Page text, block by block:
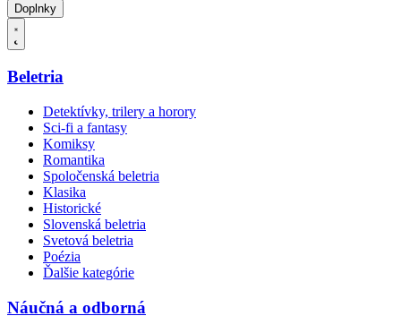
Doplnky
Beletria
Detektívky, trilery a horory
Sci-fi a fantasy
Komiksy
Romantika
Spoločenská beletria
Klasika
Historické
Slovenská beletria
Svetová beletria
Poézia
Ďalšie kategórie
Náučná a odborná